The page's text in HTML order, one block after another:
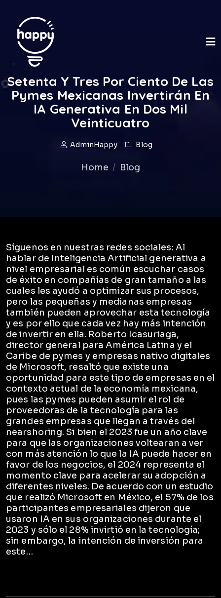
Setenta Y Tres Por Ciento De Las
Pymes Mexicanas Invertirán En
IA Generativa En Dos Mil
Veinticuatro
AdminHappy Blog
Home Blog
Síguenos en nuestras redes sociales: Al
hablar de Inteligencia Artificial generativa a
nivel empresarial es común escuchar casos
de éxito en compañías de gran tamaño a las
cuales les ayudó a optimizar sus procesos,
pero las pequeñas y medianas empresas
también pueden aprovechar esta tecnología
y es por ello que cada vez hay más intención
de invertir en ella. Roberto Icasuriaga,
director general para América Latina y el
Caribe de pymes y empresas nativo digitales
de Microsoft, resaltó que existe una
oportunidad para este tipo de empresas en el
contexto actual de la economía mexicana,
pues las pymes pueden asumir el rol de
proveedoras de la tecnología para las
grandes empresas que llegan a través del
nearshoring. Si bien el 2023 fue un año clave
para que las organizaciones voltearan a ver
con más atención lo que la IA puede hacer en
favor de los negocios, el 2024 representa el
momento clave para acelerar su adopción a
diferentes niveles. De acuerdo con un estudio
que realizó Microsoft en México, el 57% de los
participantes empresariales dijeron que
usaron IA en sus organizaciones durante el
2023 y sólo el 28% invirtió en la tecnología;
sin embargo, la intención de inversión para
este…